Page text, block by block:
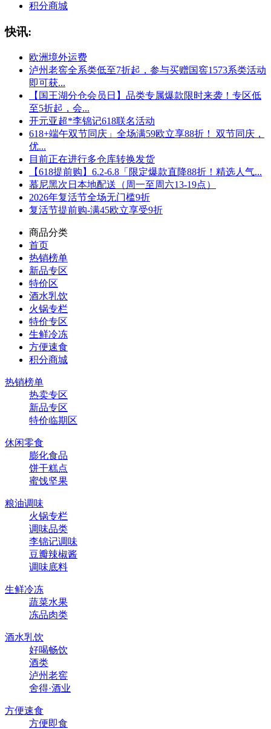
积分商城
快讯:
欧洲境外运费
泸州老窖全系类低至7折起，参与买赠国窖1573系类活动
即可获...
【国王湖分仓会员日】品类专属爆款限时来袭！专区低
至5折起，会...
开元亚超*李锦记618联名活动
618+端午双节同庆」全场满59欧立享88折！ 双节同庆，
优...
目前正在进行多仓库转换发货
【618提前购】6.2-6.8「限定爆款直降88折！精选人气...
慕尼黑次日本地配送（周一至周六13-19点）
2026年复活节全场无门槛9折
复活节提前购-满45欧立享受9折
商品分类
首页
热销榜单
新品专区
特价区
酒水乳饮
火锅专栏
特价专区
生鲜冷冻
方便速食
积分商城
热销榜单
热卖专区
新品专区
特价临期区
休闲零食
膨化食品
饼干糕点
蜜饯坚果
粮油调味
火锅专栏
调味品类
李锦记调味
豆瓣辣椒酱
调味底料
生鲜冷冻
蔬菜水果
冻品肉类
酒水乳饮
好喝畅饮
酒类
泸州老窖
舍得·酒业
方便速食
方便即食